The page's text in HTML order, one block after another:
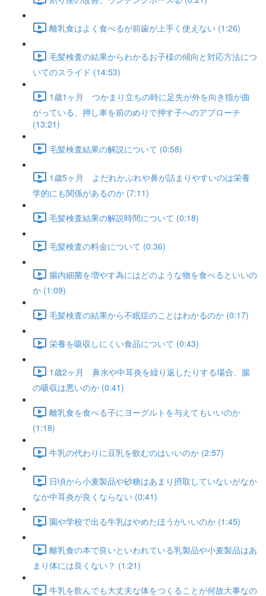
離乳食はよく食べるが前歯が上手く使えない (1:26)
毛髪検査の結果からわかるお子様の傾向と対応方法につ
いてのスライド (14:53)
1歳1ヶ月 つかまり立ちの時に足先が外を向き指が曲
がっている、押し車を前のめりで押す子へのアプローチ
(13:21)
毛髪検査結果の解説について (0:58)
1歳5ヶ月 よだれかぶれや鼻が詰まりやすいのは栄養
学的にも関係があるのか (7:11)
毛髪検査結果の解説時間について (0:18)
毛髪検査の料金について (0:36)
腸内細菌を増やす為にはどのような物を食べるといいの
か (1:09)
毛髪検査の結果から不眠症のことはわかるのか (0:17)
栄養を吸収しにくい食品について (0:43)
1歳2ヶ月 鼻水や中耳炎を繰り返したりする場合、腸
の吸収は悪いのか (0:41)
離乳食を食べる子にヨーグルトを与えてもいいのか
(1:18)
牛乳の代わりに豆乳を飲むのはいいのか (2:57)
日頃から小麦製品や砂糖はあまり摂取していないがなか
なか中耳炎が良くならない (0:41)
園や学校で出る牛乳はやめたほうがいいのか (1:45)
離乳食の本で良いといわれている乳製品や小麦製品はあ
まり体には良くない？ (1:21)
牛乳を飲んでも大丈夫な体をつくることが何故大事なの